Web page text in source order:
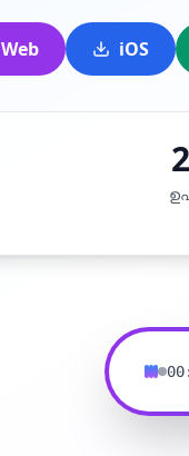
Web iOS